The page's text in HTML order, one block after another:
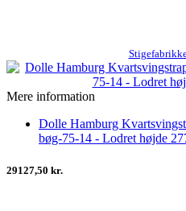
Mere information
Dolle Hamburg
bøg-75-14 - Lodret højde
29127,50 kr.